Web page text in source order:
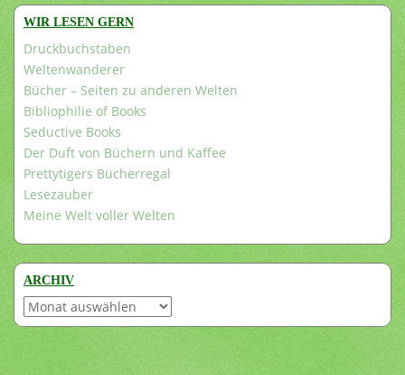
WIR LESEN GERN
Druckbuchstaben
Weltenwanderer
Bücher – Seiten zu anderen Welten
Bibliophilie of Books
Seductive Books
Der Duft von Büchern und Kaffee
Prettytigers Bücherregal
Lesezauber
Meine Welt voller Welten
ARCHIV
Archiv